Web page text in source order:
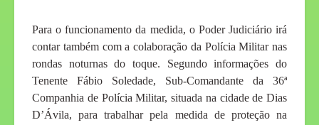
Para o funcionamento da medida, o Poder Judiciário irá
contar também com a colaboração da Polícia Militar nas
rondas noturnas do toque. Segundo informações do
Tenente Fábio Soledade, Sub-Comandante da 36ª
Companhia de Polícia Militar, situada na cidade de Dias
D’Ávila, para trabalhar pela medida de proteção na